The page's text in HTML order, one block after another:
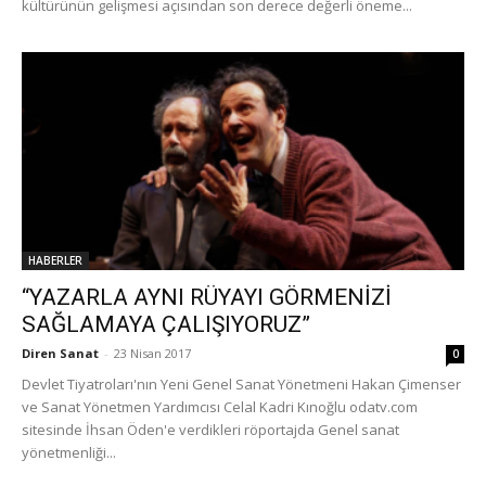
kültürünün gelişmesi açısından son derece değerli öneme...
HABERLER
“YAZARLA AYNI RÜYAYI GÖRMENİZİ
SAĞLAMAYA ÇALIŞIYORUZ”
Diren Sanat - 23 Nisan 2017 0
Devlet Tiyatroları'nın Yeni Genel Sanat Yönetmeni Hakan Çimenser
ve Sanat Yönetmen Yardımcısı Celal Kadri Kınoğlu odatv.com
sitesinde İhsan Öden'e verdikleri röportajda Genel sanat
yönetmenliği...